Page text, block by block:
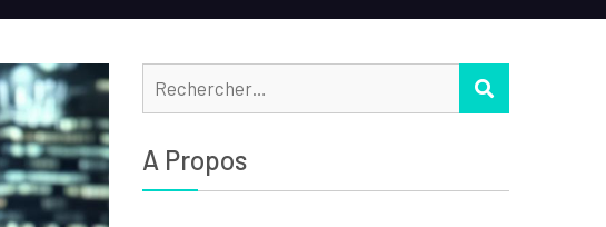
Rechercher :
A Propos